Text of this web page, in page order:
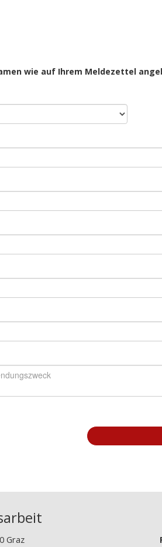
wie auf Ihrem Meldezettel
Graz